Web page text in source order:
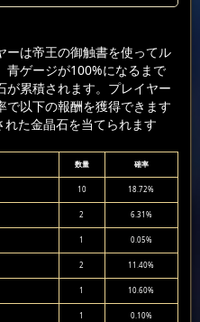
ーは帝王の御触書を使ってル
青ゲージが100%になるまで
が累積されます。プレイヤー
で以下の報酬を獲得できます
た金晶石を当てられます
数量 確率
10 18.72%
2 6.31%
1 0.05%
2 11.40%
1 10.60%
1 0.10%